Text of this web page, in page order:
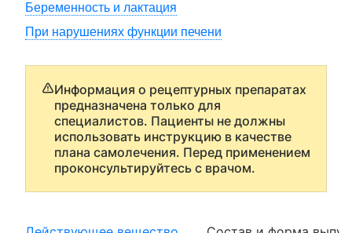
Беременность и лактация
При нарушениях функции печени
Информация о рецептурных препаратах
предназначена только для
специалистов. Пациенты не должны
использовать инструкцию в качестве
плана самолечения. Перед применением
проконсультируйтесь с врачом.